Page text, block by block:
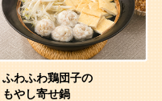
ふわふわ鶏団子の
もやし寄せ鍋